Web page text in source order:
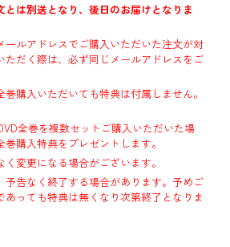
は別送となり、後日のお届けとなりま
ルアドレスでご購入いただいた注文が対
ただく際は、必ず同じメールアドレスをご
購入いただいても特典は付属しません。
全巻を複数セットご購入いただいた場
購入特典をプレゼントします。
変更になる場合がございます。
告なく終了する場合があります。予めご
あっても特典は無くなり次第終了となりま